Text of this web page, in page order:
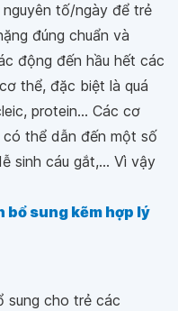
tố/ngày để trẻ
đúng chuẩn và
động đến hầu hết các
thể, đặc biệt là quá
protein... Các cơ
thể dẫn đến một số
sinh cáu gắt,... Vì vậy
bổ sung kẽm hợp lý
sung cho trẻ các